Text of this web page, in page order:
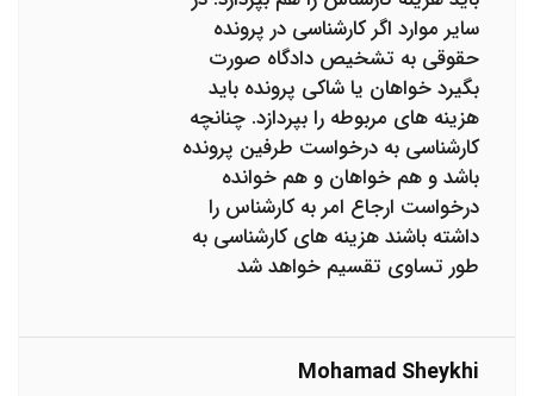
سایر موارد اگر کارشناسی در پرونده
حقوقی به تشخیص دادگاه صورت
بگیرد خواهان یا شاکی پرونده باید
هزینه های مربوطه را بپردازد. چنانچه
کارشناسی به درخواست طرفین پرونده
باشد و هم خواهان و هم خوانده
درخواست ارجاع امر به کارشناس را
داشته باشند هزینه های کارشناسی به
طور تساوی تقسیم خواهد شد
Mohamad Sheykhi